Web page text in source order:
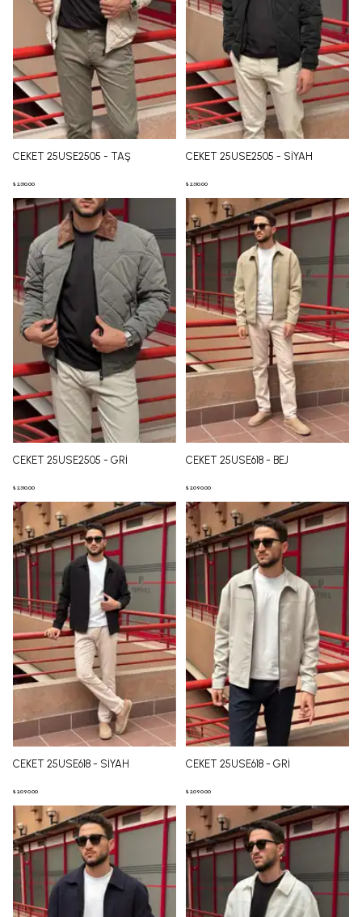
CEKET 25USE2505 - TAŞ
₺ 2,310.00
CEKET 25USE2505 - SİYAH
₺ 2,310.00
CEKET 25USE2505 - GRİ
₺ 2,310.00
CEKET 25USE618 - BEJ
₺ 2,090.00
CEKET 25USE618 - SİYAH
₺ 2,090.00
CEKET 25USE618 - GRİ
₺ 2,090.00